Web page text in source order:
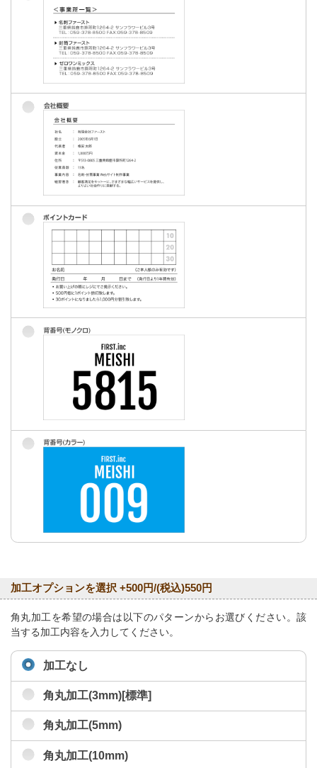
加工オプションを選択 +500円/(税込)550円
角丸加工を希望の場合は以下のパターンからお選びください。該
当する加工内容を入力してください。
加工なし
角丸加工(3mm)[標準]
角丸加工(5mm)
角丸加工(10mm)